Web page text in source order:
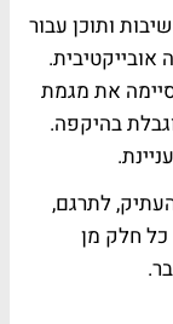
ותוכן עבור
את מגמת
בהיקפה.
לתרגם,
חלק מן